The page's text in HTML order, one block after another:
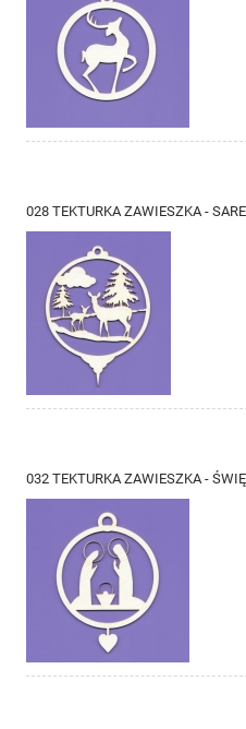
028 TEKTURKA ZAWIESZKA -
032 TEKTURKA ZAWIESZKA -